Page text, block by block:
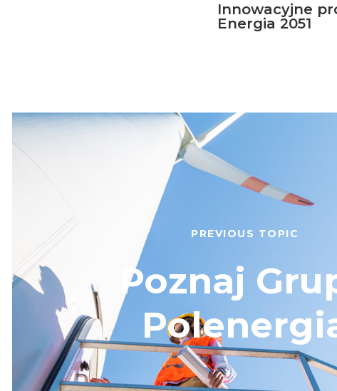
Innowacyjne
Energia 2051
PREVIOUS TOPIC
Poznaj